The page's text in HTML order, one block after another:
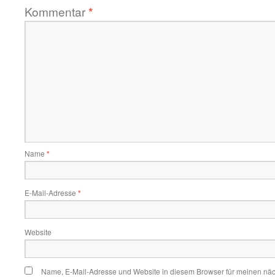
Kommentar*
Name *
E-Mail-Adresse *
Website
Name, E-Mail-Adresse und Website in diesem Browser für meinen